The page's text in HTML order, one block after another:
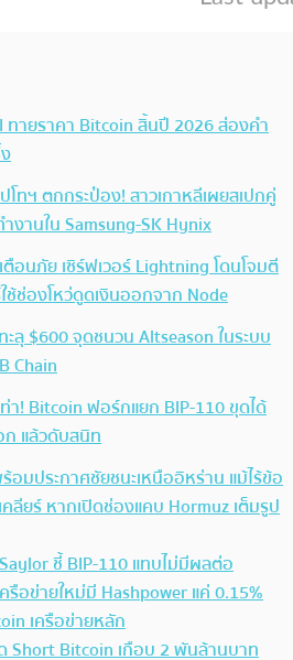
ทายราคา Bitcoin สิ้นปี 2026 ส่องคำ
โทฯ ตกกระป๋อง! สาวเกาหลีเผยสเปกคู่
งานใน Samsung-SK Hynix
ตือนภัย เซิร์ฟเวอร์ Lightning โดนโจมตี
ช้ช่องโหว่ดูดเงินออกจาก Node
ลุ $600 จุดชนวน Altseason ในระบบ
Chain
า! Bitcoin ฟอร์กแยก BIP-110 ขุดได้
แล้วดับสนิท
อมประกาศชัยชนะเหนืออิหร่าน แม้ไร้ข้อ
ลียร์ หากเปิดช่องแคบ Hormuz เต็มรูป
ชี้ BIP-110 แทบไม่มีผลต่อ
รือข่ายใหม่มี Hashpower แค่ 0.15%
เครือข่ายหลัก
Short Bitcoin เกือบ 2 พันล้านบาท